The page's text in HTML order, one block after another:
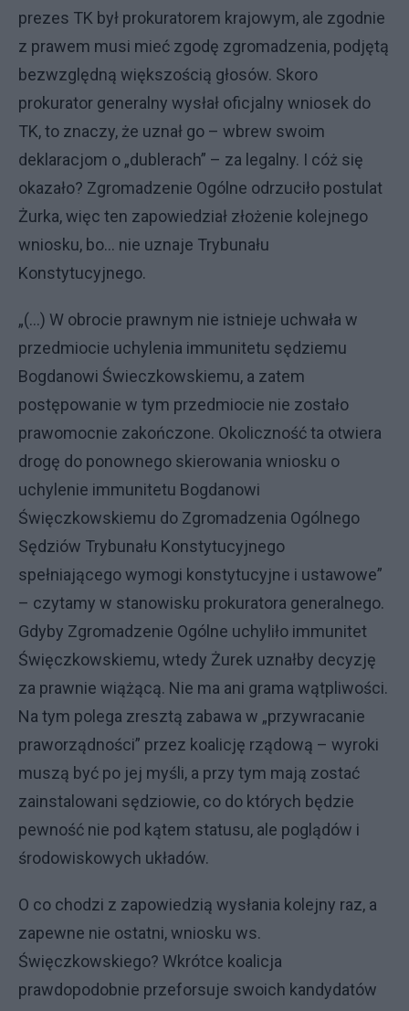
prezes TK był prokuratorem krajowym, ale zgodnie
z prawem musi mieć zgodę zgromadzenia, podjętą
bezwzględną większością głosów. Skoro
prokurator generalny wysłał oficjalny wniosek do
TK, to znaczy, że uznał go – wbrew swoim
deklaracjom o „dublerach” – za legalny. I cóż się
okazało? Zgromadzenie Ogólne odrzuciło postulat
Żurka, więc ten zapowiedział złożenie kolejnego
wniosku, bo… nie uznaje Trybunału
Konstytucyjnego.
„(...) W obrocie prawnym nie istnieje uchwała w
przedmiocie uchylenia immunitetu sędziemu
Bogdanowi Świeczkowskiemu, a zatem
postępowanie w tym przedmiocie nie zostało
prawomocnie zakończone. Okoliczność ta otwiera
drogę do ponownego skierowania wniosku o
uchylenie immunitetu Bogdanowi
Święczkowskiemu do Zgromadzenia Ogólnego
Sędziów Trybunału Konstytucyjnego
spełniającego wymogi konstytucyjne i ustawowe”
– czytamy w stanowisku prokuratora generalnego.
Gdyby Zgromadzenie Ogólne uchyliło immunitet
Święczkowskiemu, wtedy Żurek uznałby decyzję
za prawnie wiążącą. Nie ma ani grama wątpliwości.
Na tym polega zresztą zabawa w „przywracanie
praworządności” przez koalicję rządową – wyroki
muszą być po jej myśli, a przy tym mają zostać
zainstalowani sędziowie, co do których będzie
pewność nie pod kątem statusu, ale poglądów i
środowiskowych układów.
O co chodzi z zapowiedzią wysłania kolejny raz, a
zapewne nie ostatni, wniosku ws.
Święczkowskiego? Wkrótce koalicja
prawdopodobnie przeforsuje swoich kandydatów